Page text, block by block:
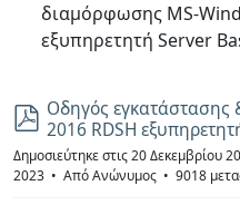
διαμόρφωσης MS-
εξυπηρετητή Server
p
d
f
Οδηγός
2016 RDSH
Δημοσιεύτηκε στις 20 Δεκεμβρίου
2023
ΑπόΑνώνυμος 9018